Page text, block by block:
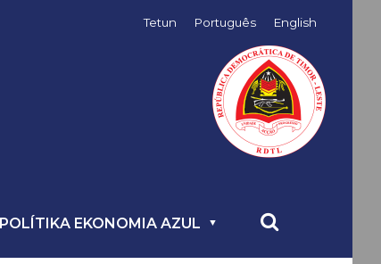
English
Português
Tetun
POLÍTIKA EKONOMIA AZUL